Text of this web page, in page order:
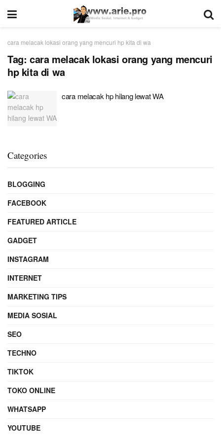
cara melacak lokasi orang yang mencuri hp kita di wa
Tag: cara melacak lokasi orang yang mencuri
hp kita di wa
cara melacak hp hilang lewat WA
Categories
BLOGGING
FACEBOOK
FEATURED ARTICLE
GADGET
INSTAGRAM
INTERNET
MARKETING TIPS
MEDIA SOSIAL
SEO
TECHNO
TIKTOK
TOKO ONLINE
WHATSAPP
YOUTUBE